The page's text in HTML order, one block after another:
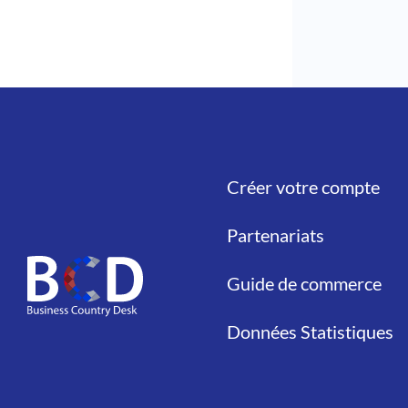
Liens
Créer votre compte
Partenariats
Guide de commerce
Données Statistiques